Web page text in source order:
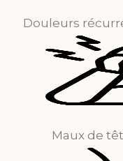
Douleurs
Maux de